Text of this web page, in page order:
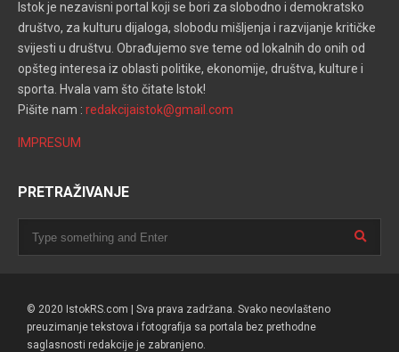
Istok je nezavisni portal koji se bori za slobodno i demokratsko
društvo, za kulturu dijaloga, slobodu mišljenja i razvijanje kritičke
svijesti u društvu. Obrađujemo sve teme od lokalnih do onih od
opšteg interesa iz oblasti politike, ekonomije, društva, kulture i
sporta. Hvala vam što čitate Istok!
Pišite nam : redakcijaistok@gmail.com
IMPRESUM
PRETRAŽIVANJE
© 2020 IstokRS.com | Sva prava zadržana. Svako neovlašteno
preuzimanje tekstova i fotografija sa portala bez prethodne
saglasnosti redakcije je zabranjeno.